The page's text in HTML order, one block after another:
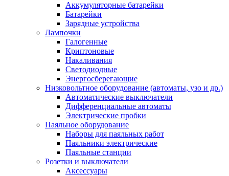
Аккумуляторные батарейки
Батарейки
Зарядные устройства
Лампочки
Галогенные
Криптоновые
Накаливания
Светодиодные
Энергосберегающие
Низковольтное оборудование (автоматы, узо и др.)
Автоматические выключатели
Дифференциальные автоматы
Электрические пробки
Паяльное оборудование
Наборы для паяльных работ
Паяльники электрические
Паяльные станции
Розетки и выключатели
Аксессуары